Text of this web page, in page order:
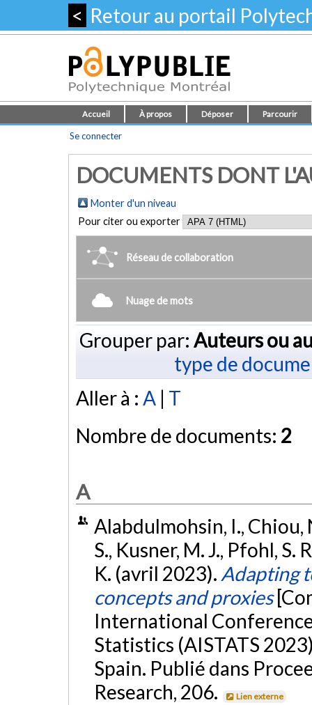
< Retour au portail
Accueil À propos Déposer Parcourir
Se connecter
DOCUMENTS DONT
Monter d'un niveau
Pour citer ou exporter
Réseau de collaboration
Nuage de mots
Grouper par: Auteurs ou
type de
Aller à : A | T
Nombre de documents: 2
A
Alabdulmohsin, I., Chiou,
S., Kusner, M. J., Pfohl, S.
K. (avril 2023). Adapting
concepts and proxies
International
Statistics (AISTATS
Spain. Publié dans
Research, 206.
Lien externe